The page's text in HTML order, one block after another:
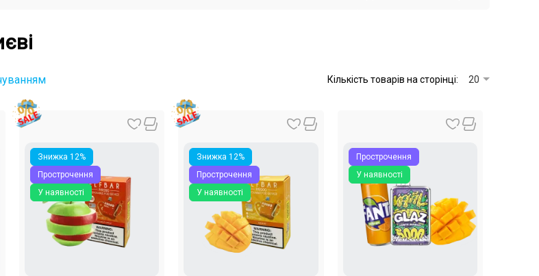
Кількість товарів на сторінці: 20
У наявності
Знижка 12%
Прострочення
У наявності
Знижка 12%
Прострочення
У наявності
Прострочення